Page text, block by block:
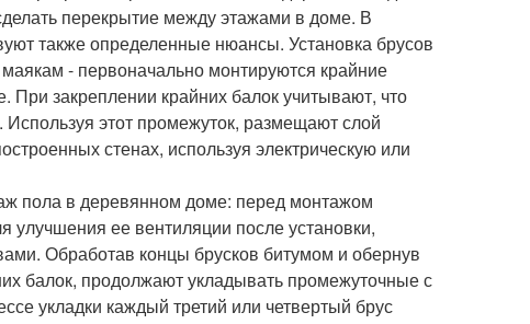
перекрытие между этажами в доме. В
также определенные нюансы. Установка брусов
- первоначально монтируются крайние
При закреплении крайних балок учитывают, что
этот промежуток, размещают слой
стенах, используя электрическую или
пола в деревянном доме: перед монтажом
улучшения ее вентиляции после установки,
Обработав концы брусков битумом и обернув
балок, продолжают укладывать промежуточные с
укладки каждый третий или четвертый брус